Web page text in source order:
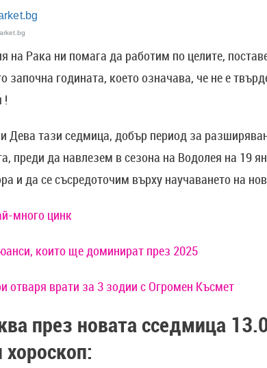
на Рака ни помага да работим по целите,
започна годината, което означава, че не е
!
Дева тази седмица, добър период за
преди да навлезем в сезона на Водолея на 19
и да се съсредоточим върху научаването на
много цинк
които ще доминират през 2025
отваря врати за 3 зодии с Огромен Късмет
през новата сседмица